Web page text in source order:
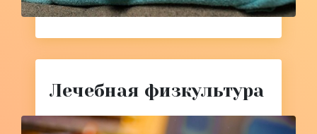
Лечебная физкультура